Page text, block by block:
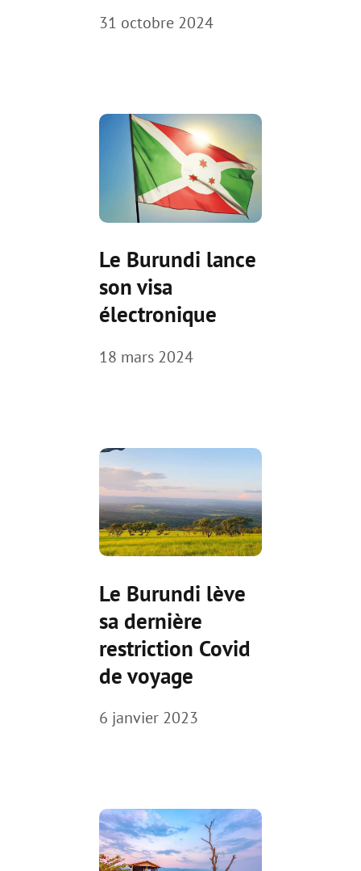
31 octobre 2024
Le Burundi lance
son visa
électronique
18 mars 2024
Le Burundi lève
sa dernière
restriction Covid
de voyage
6 janvier 2023